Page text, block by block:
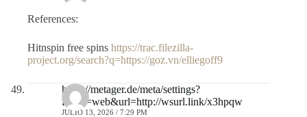
References:
Hitnspin free spins https://trac.filezilla-
project.org/search?q=https://goz.vn/elliegoff9
https://metager.de/meta/settings?
fokus=web&url=http://wsurl.link/x3hpqw
JULIO 13, 2026 / 7:29 PM